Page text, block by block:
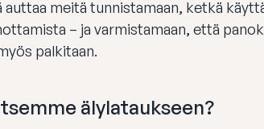
auttaa meitä tunnistamaan, ketkä
– ja varmistamaan, että
palkitaan.
älylataukseen?